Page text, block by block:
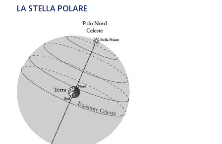
LA STELLA POLARE